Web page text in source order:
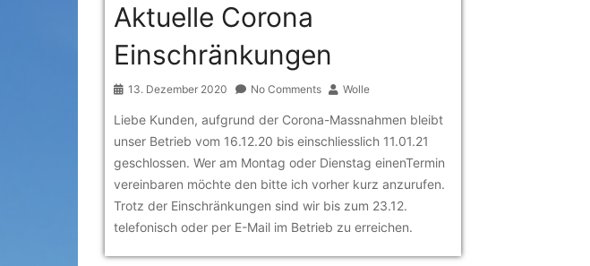
Aktuelle Corona
Einschränkungen
13. Dezember 2020 No Comments Wolle
Liebe Kunden, aufgrund der Corona-Massnahmen bleibt
unser Betrieb vom 16.12.20 bis einschliesslich 11.01.21
geschlossen. Wer am Montag oder Dienstag einenTermin
vereinbaren möchte den bitte ich vorher kurz anzurufen.
Trotz der Einschränkungen sind wir bis zum 23.12.
telefonisch oder per E-Mail im Betrieb zu erreichen.